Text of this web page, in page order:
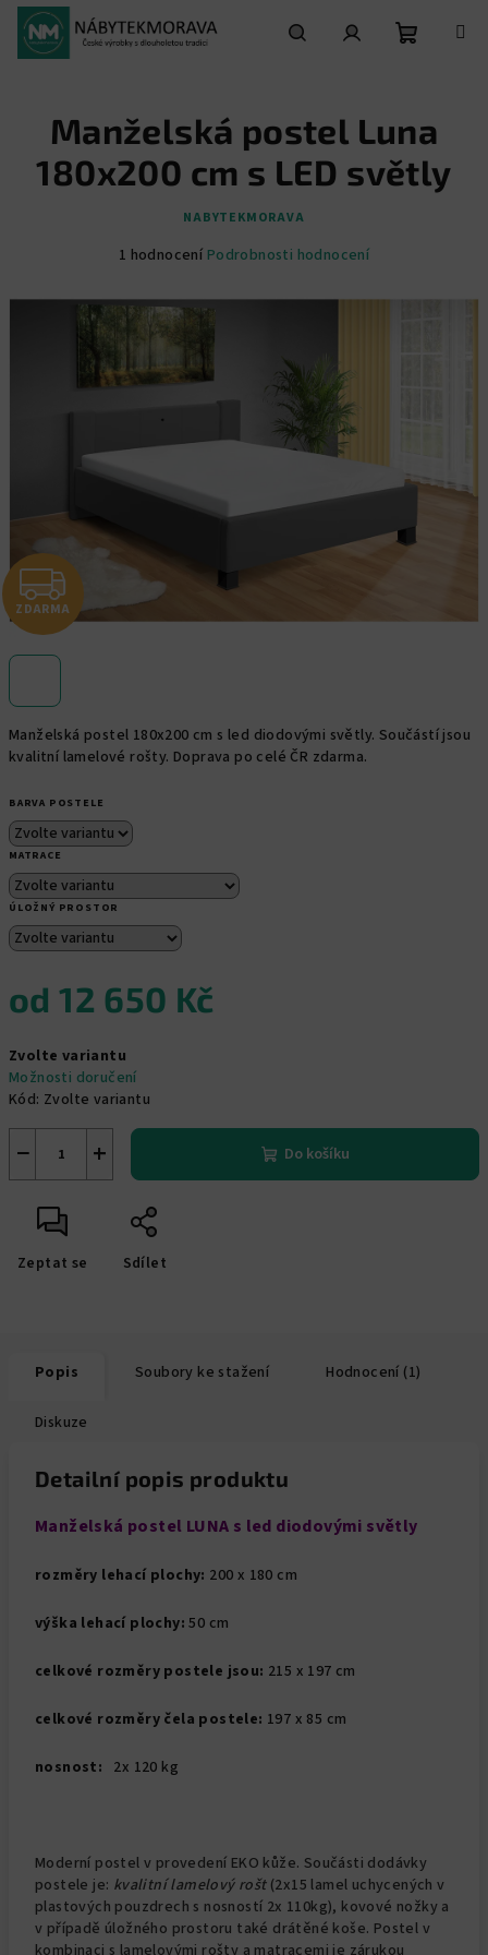
Přejít
obsah
košík
Manželská postel 180x200 cm s led diodovými světly. Součástí jsou
kvalitní lamelové rošty. Doprava po celé ČR zdarma.
BARVA POSTELE
MATRACE
ÚLOŽNÝ PROSTOR
od12 650 Kč
cena:
Zvolte variantu
Možnosti doručení
Kód: Zvolte variantu
+
− Do košíku
Zeptat se Sdílet
Manželská postel Luna
180x200 cm s LED světly
NABYTEKMORAVA
Průměrné
produktu
je
z
5
1 hodnocení Podrobnosti hodnocení
Z
D
R
M
A
ZDARMA
Popis Soubory ke stažení Hodnocení (1)
Diskuze
Detailní popis produktu
Manželská postel LUNA s led diodovými světly
rozměry lehací plochy: 200 x 180 cm
výška lehací plochy: 50 cm
celkové rozměry postele jsou: 215 x 197 cm
celkové rozměry čela postele: 197 x 85 cm
nosnost: 2x 120 kg
Moderní postel v provedení EKO kůže. Součásti dodávky
postele je: kvalitní lamelový rošt(2x15 lamel uchycených v
plastových pouzdrech s nosností 2x 110kg), kovové nožky a
v případě úložného prostoru také drátěné koše. Postel v
kombinaci s lamelovými rošty a matracemi je zárukou